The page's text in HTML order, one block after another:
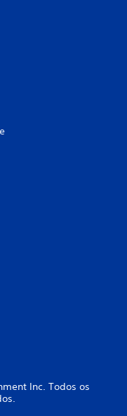
Inc. Todos os